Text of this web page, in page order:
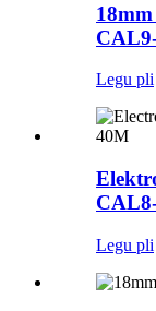
Legu pli
Legu pli